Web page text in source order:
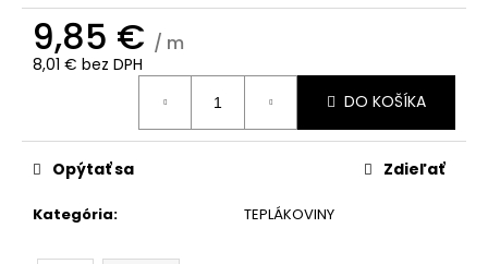
9,85 € / m
8,01 € bez DPH
DO KOŠÍKA
Kategória: TEPLÁKOVINY
Opýtať sa Zdieľať